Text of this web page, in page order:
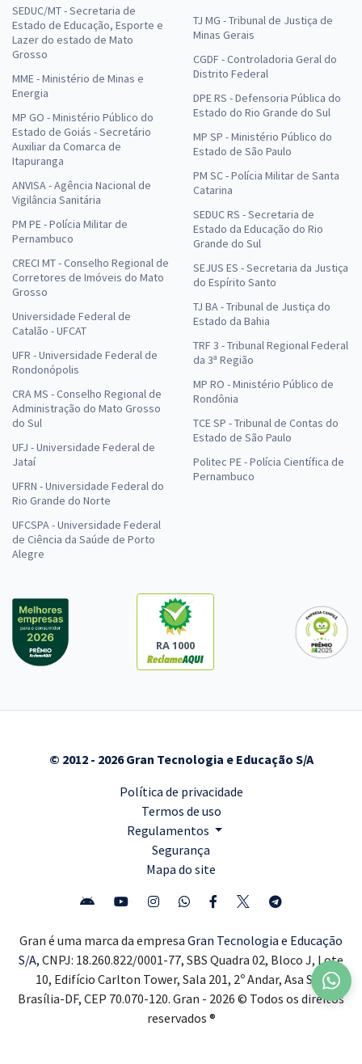
SEDUC/MT - Secretaria de
Estado de Educação, Esporte e
Lazer do estado de Mato
Grosso
MME - Ministério de Minas e
Energia
MP GO - Ministério Público do
Estado de Goiás - Secretário
Auxiliar da Comarca de
Itapuranga
ANVISA - Agência Nacional de
Vigilância Sanitária
PM PE - Polícia Militar de
Pernambuco
CRECI MT - Conselho Regional de
Corretores de Imóveis do Mato
Grosso
Universidade Federal de
Catalão - UFCAT
UFR - Universidade Federal de
Rondonópolis
CRA MS - Conselho Regional de
Administração do Mato Grosso
do Sul
UFJ - Universidade Federal de
Jataí
UFRN - Universidade Federal do
Rio Grande do Norte
UFCSPA - Universidade Federal
de Ciência da Saúde de Porto
Alegre
TJ MG - Tribunal de Justiça de
Minas Gerais
CGDF - Controladoria Geral do
Distrito Federal
DPE RS - Defensoria Pública do
Estado do Rio Grande do Sul
MP SP - Ministério Público do
Estado de São Paulo
PM SC - Polícia Militar de Santa
Catarina
SEDUC RS - Secretaria de
Estado da Educação do Rio
Grande do Sul
SEJUS ES - Secretaria da Justiça
do Espírito Santo
TJ BA - Tribunal de Justiça do
Estado da Bahia
TRF 3 - Tribunal Regional Federal
da 3ª Região
MP RO - Ministério Público de
Rondônia
TCE SP - Tribunal de Contas do
Estado de São Paulo
Politec PE - Polícia Científica de
Pernambuco
RA 1000
© 2012 - 2026 Gran Tecnologia e Educação S/A
Política de privacidade
Termos de uso
Regulamentos
Segurança
Mapa do site
Gran é uma marca da empresa Gran Tecnologia e Educação
S/A, CNPJ: 18.260.822/0001-77, SBS Quadra 02, Bloco J, Lote
10, Edifício Carlton Tower, Sala 201, 2º Andar, Asa Sul,
Brasília-DF, CEP 70.070-120. Gran - 2026 © Todos os direitos
reservados ®